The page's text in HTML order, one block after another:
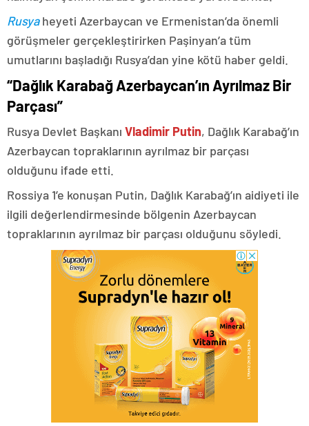
Rusyaheyeti Azerbaycan ve Ermenistan’da önemli
görüşmeler gerçekleştirirken Paşinyan’a tüm
umutlarını başladığı Rusya’dan yine kötü haber geldi.
“Dağlık Karabağ Azerbaycan’ın Ayrılmaz Bir
Parçası”
Rusya Devlet Başkanı Vladimir Putin, Dağlık Karabağ’ın
Azerbaycan topraklarının ayrılmaz bir parçası
olduğunu ifade etti.
Rossiya 1’e konuşan Putin, Dağlık Karabağ’ın aidiyeti ile
ilgili değerlendirmesinde bölgenin Azerbaycan
topraklarının ayrılmaz bir parçası olduğunu söyledi.